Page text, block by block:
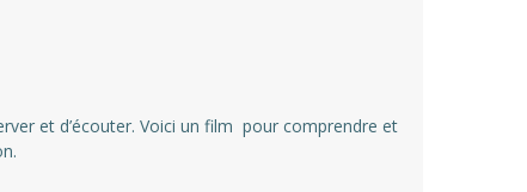
et d’écouter. Voici un film pour comprendre et